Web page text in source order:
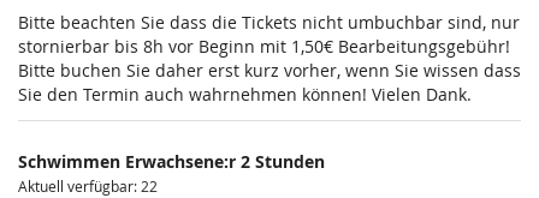
Bitte beachten Sie dass die Tickets nicht umbuchbar sind, nur
stornierbar bis 8h vor Beginn mit 1,50€ Bearbeitungsgebühr!
Bitte buchen Sie daher erst kurz vorher, wenn Sie wissen dass
Sie den Termin auch wahrnehmen können! Vielen Dank.
Schwimmen Erwachsene:r 2 Stunden
Aktuell verfügbar: 22